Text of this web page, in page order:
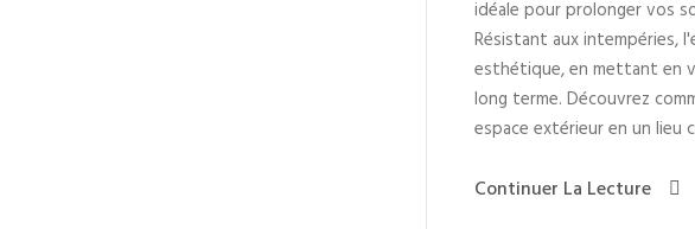
idéale pour prolonger vos
Résistant aux intempéries,
esthétique, en mettant en
long terme. Découvrez
espace extérieur en un lieu
Continuer La Lecture